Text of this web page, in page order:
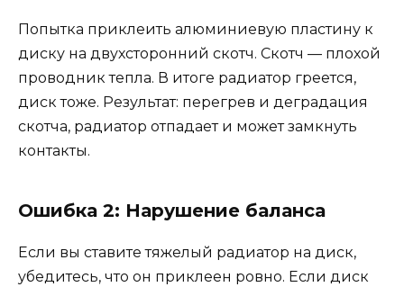
Попытка приклеить алюминиевую пластину к
диску на двухсторонний скотч. Скотч — плохой
проводник тепла. В итоге радиатор греется,
диск тоже. Результат: перегрев и деградация
скотча, радиатор отпадает и может замкнуть
контакты.
Ошибка 2: Нарушение баланса
Если вы ставите тяжелый радиатор на диск,
убедитесь, что он приклеен ровно. Если диск